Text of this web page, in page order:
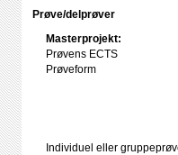
Prøve/delprøver
Masterprojekt:
Prøvens ECTS
Prøveform
Individuel eller